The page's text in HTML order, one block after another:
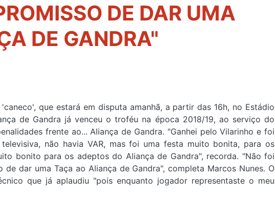
DE DAR UMA
DE GANDRA"
que estará em disputa amanhã, a partir das 16h, no Estádio
de Gandra já venceu o troféu na época 2018/19, ao serviço do
frente ao... Aliança de Gandra. "Ganhei pelo Vilarinho e foi
não havia VAR, mas foi uma festa muito bonita, para os
bonito para os adeptos do Aliança de Gandra", recorda. "Não foi
dar uma Taça ao Aliança de Gandra", completa Marcos Nunes. O
que já aplaudiu "pois enquanto jogador representaste o meu